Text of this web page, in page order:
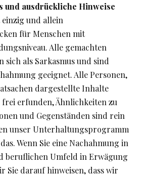
und ausdrückliche Hinweise
einzig und allein
für Menschen mit
Alle gemachten
sich als Sarkasmus und sind
geeignet. Alle Personen,
dargestellte Inhalte
frei erfunden, Ähnlichkeiten zu
und Gegenständen sind rein
unser Unterhaltungsprogramm
Wenn Sie eine Nachahmung in
beruflichen Umfeld in Erwägung
Sie darauf hinweisen, dass wir